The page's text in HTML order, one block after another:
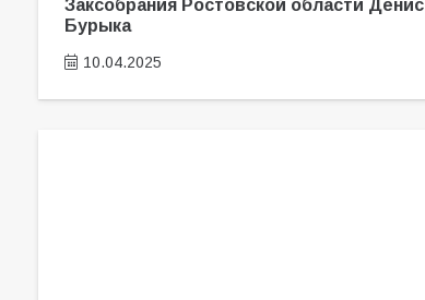
Заксобрания Ростовской области Денис
Бурыка
10.04.2025